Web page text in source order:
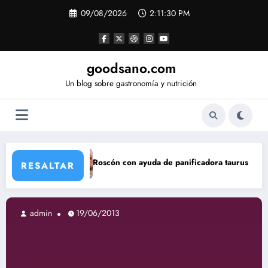
09/08/2026 2:11:31 PM
goodsano.com
Un blog sobre gastronomía y nutrición
RESALTAR
Roscón con ayuda de panificadora taurus My Bread Tartas
19/06/2013